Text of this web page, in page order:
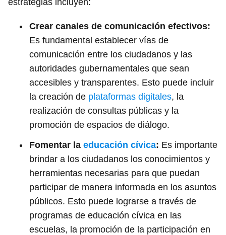
estrategias incluyen:
Crear canales de comunicación efectivos:
Es fundamental establecer vías de
comunicación entre los ciudadanos y las
autoridades gubernamentales que sean
accesibles y transparentes. Esto puede incluir
la creación de plataformas digitales, la
realización de consultas públicas y la
promoción de espacios de diálogo.
Fomentar la educación cívica: Es importante
brindar a los ciudadanos los conocimientos y
herramientas necesarias para que puedan
participar de manera informada en los asuntos
públicos. Esto puede lograrse a través de
programas de educación cívica en las
escuelas, la promoción de la participación en